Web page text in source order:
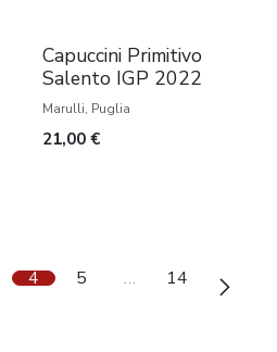
Uitverkocht
Capuccini Primitivo
Salento IGP 2022
Marulli, Puglia
21,00€
4 5 … 14